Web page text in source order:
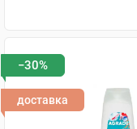
−30%
доставка